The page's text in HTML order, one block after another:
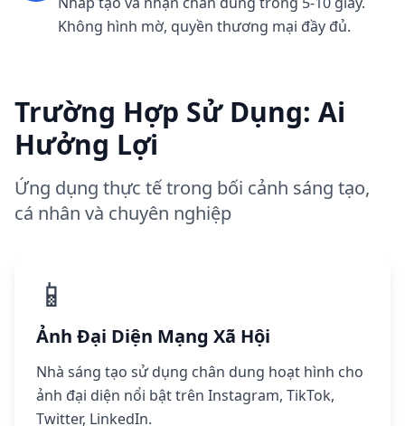
Không hình mờ, quyền thương mại đầy đủ.
Trường Hợp Sử Dụng: Ai
Hưởng Lợi
Ứng dụng thực tế trong bối cảnh sáng tạo,
cá nhân và chuyên nghiệp
📱
Ảnh Đại Diện Mạng Xã Hội
Nhà sáng tạo sử dụng chân dung hoạt hình cho
ảnh đại diện nổi bật trên Instagram, TikTok,
Twitter, LinkedIn.